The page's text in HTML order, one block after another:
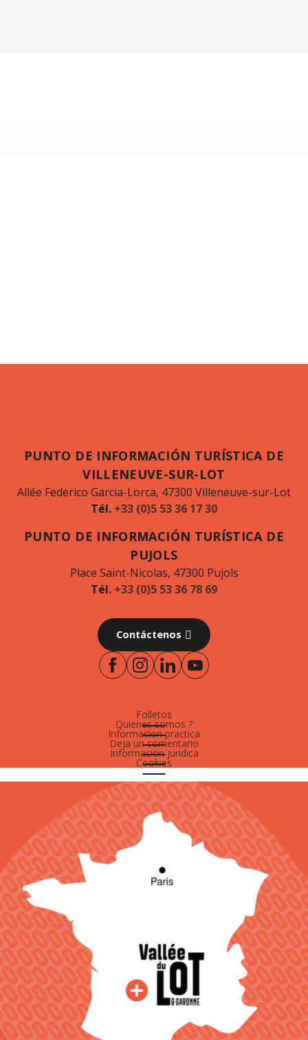
PUNTO DE INFORMACIÓN TURÍSTICA DE
VILLENEUVE-SUR-LOT
Allée Federico Garcia-Lorca, 47300 Villeneuve-sur-Lot
Tél. +33 (0)5 53 36 17 30
PUNTO DE INFORMACIÓN TURÍSTICA DE
PUJOLS
Place Saint-Nicolas, 47300 Pujols
Tél. +33 (0)5 53 36 78 69
Contáctenos
Folletos
Quienes somos ?
Informacion practica
Deja un comentario
Informacion juridica
Cookies